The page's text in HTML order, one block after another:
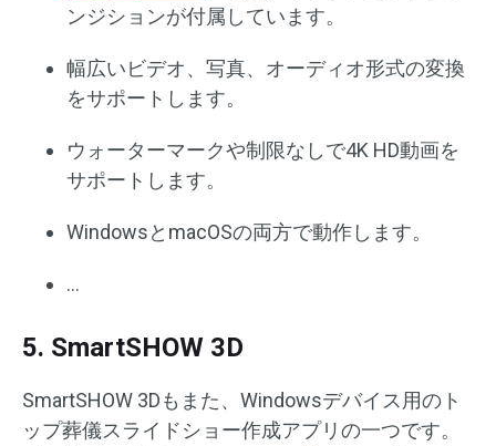
ンジションが付属しています。
幅広いビデオ、写真、オーディオ形式の変換
をサポートします。
ウォーターマークや制限なしで4K HD動画を
サポートします。
WindowsとmacOSの両方で動作します。
…
5. SmartSHOW 3D
SmartSHOW 3Dもまた、Windowsデバイス用のト
ップ葬儀スライドショー作成アプリの一つです。